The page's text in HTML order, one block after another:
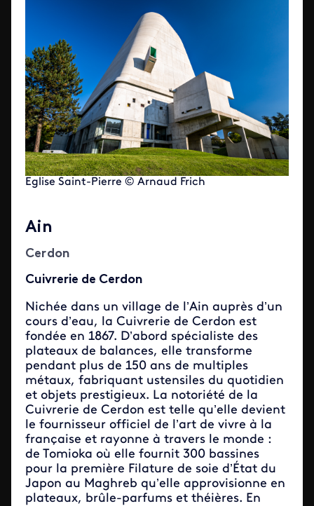
Eglise Saint-Pierre © Arnaud Frich
Ain
Cerdon
Cuivrerie de Cerdon
Nichée dans un village de l’Ain auprès d’un
cours d’eau, la Cuivrerie de Cerdon est
fondée en 1867. D’abord spécialiste des
plateaux de balances, elle transforme
pendant plus de 150 ans de multiples
métaux, fabriquant ustensiles du quotidien
et objets prestigieux. La notoriété de la
Cuivrerie de Cerdon est telle qu’elle devient
le fournisseur officiel de l’art de vivre à la
française et rayonne à travers le monde :
de Tomioka où elle fournit 300 bassines
pour la première Filature de soie d’État du
Japon au Maghreb qu’elle approvisionne en
plateaux, brûle-parfums et théières. En